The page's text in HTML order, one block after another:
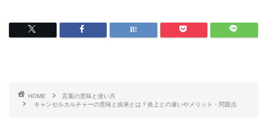
HOME
言葉の意味と使い方
キャンセルカルチャーの意味と由来とは？炎上との違いやメリット・問題点